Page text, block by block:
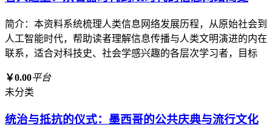
简介：本资料系统梳理人类信息网络发展历程，从原始社会到
人工智能时代，帮助读者理解信息传播与人类文明演进的内在
联系，适合对科技史、社会学感兴趣的各层次学习者，目标
￥0.00平台
未分类
统治与抵抗的仪式：墨西哥的公共庆典与流行文化